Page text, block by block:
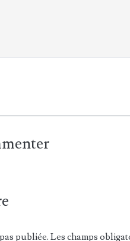
publiée. Les champs